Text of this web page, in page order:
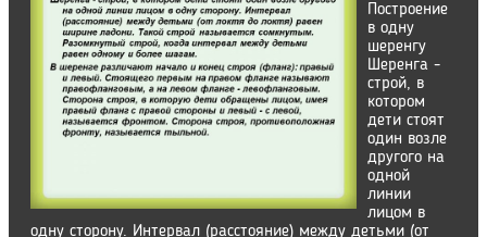
Построение
в одну
шеренгу
Шеренга -
строй, в
котором
дети стоят
один возле
другого на
одной
линии
лицом в
одну сторону. Интервал (расстояние) между детьми (от